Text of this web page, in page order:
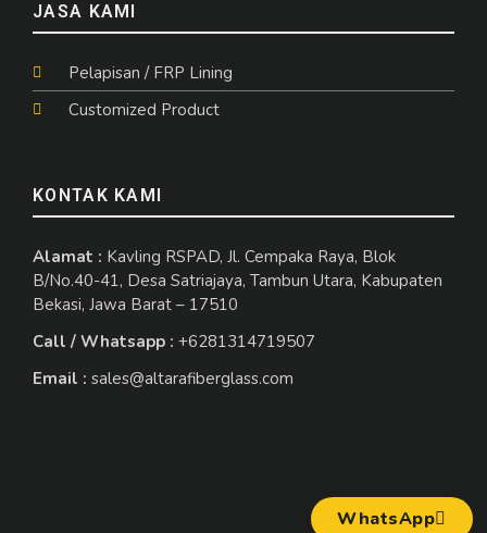
WhatsApp
JASA KAMI
Pelapisan / FRP Lining
Customized Product
KONTAK KAMI
Alamat : Kavling RSPAD, Jl. Cempaka Raya, Blok
B/No.40-41, Desa Satriajaya, Tambun Utara, Kabupaten
Bekasi, Jawa Barat – 17510
Call / Whatsapp : +6281314719507
Email : sales@altarafiberglass.com